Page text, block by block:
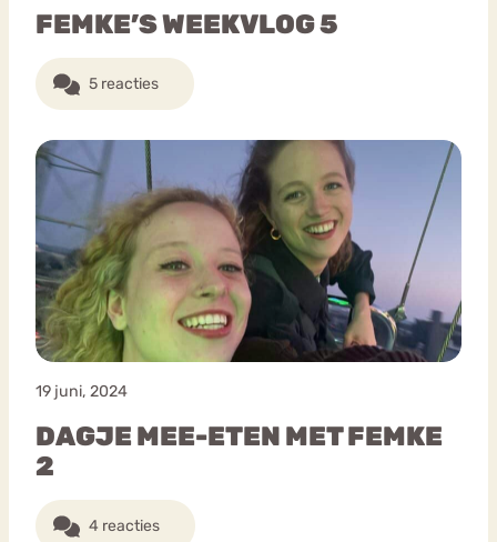
FEMKE’S WEEKVLOG 5
5 reacties
19 juni, 2024
DAGJE MEE-ETEN MET FEMKE
2
4 reacties